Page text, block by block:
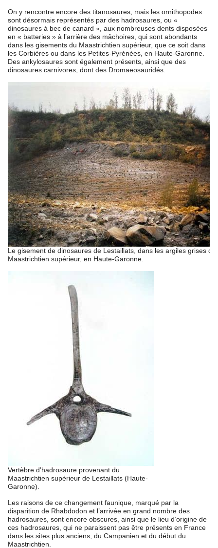
On y rencontre encore des titanosaures, mais les ornithopodes
sont désormais représentés par des hadrosaures, ou «
dinosaures à bec de canard », aux nombreuses dents disposées
en « batteries » à l’arrière des mâchoires, qui sont abondants
dans les gisements du Maastrichtien supérieur, que ce soit dans
les Corbières ou dans les Petites-Pyrénées, en Haute-Garonne.
Des ankylosaures sont également présents, ainsi que des
dinosaures carnivores, dont des Dromaeosauridés.
Le gisement de dinosaures de Lestaillats, dans les argiles grises du
Maastrichtien supérieur, en Haute-Garonne.
Vertèbre d’hadrosaure provenant du
Maastrichtien supérieur de Lestaillats (Haute-
Garonne).
Les raisons de ce changement faunique, marqué par la
disparition de Rhabdodon et l’arrivée en grand nombre des
hadrosaures, sont encore obscures, ainsi que le lieu d’origine de
ces hadrosaures, qui ne paraissent pas être présents en France
dans les sites plus anciens, du Campanien et du début du
Maastrichtien.